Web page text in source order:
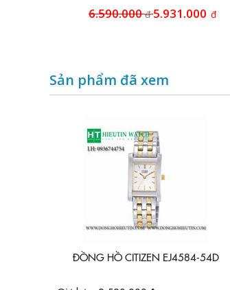
6.590.000đ 5.931.000 đ
Sản phẩm đã xem
ĐỒNG HỒ CITIZEN EJ4584-54D